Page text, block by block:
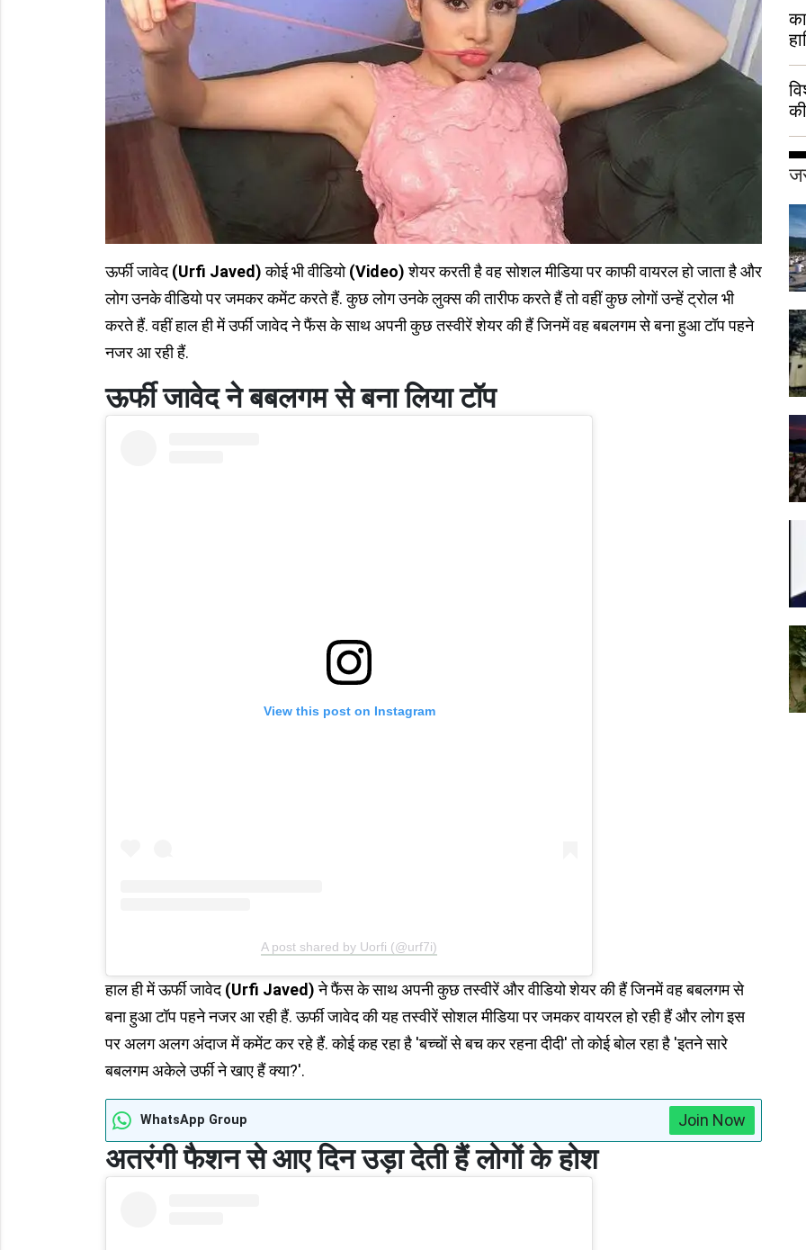
ऊर्फी जावेद(Urfi Javed)कोई भी वीडियो(Video)शेयर करती है वह सोशल मीडिया पर काफी वायरल हो जाता है और
लोग उनके वीडियो पर जमकर कमेंट करते हैं. कुछ लोग उनके लुक्स की तारीफ करते हैं तो वहीं कुछ लोगों उन्हें ट्रोल भी
करते हैं. वहीं हाल ही में उर्फी जावेद ने फैंस के साथ अपनी कुछ तस्वीरें शेयर की हैं जिनमें वह बबलगम से बना हुआ टॉप पहने
नजर आ रही हैं.
ऊर्फी जावेद ने बबलगम से बना लिया टॉप
View this post on Instagram
A post shared by Uorfi (@urf7i)
हाल ही में ऊर्फी जावेद(Urfi Javed)ने फैंस के साथ अपनी कुछ तस्वीरें और वीडियो शेयर की हैं जिनमें वह बबलगम से
बना हुआ टॉप पहने नजर आ रही हैं. ऊर्फी जावेद की यह तस्वीरें सोशल मीडिया पर जमकर वायरल हो रही हैं और लोग इस
पर अलग अलग अंदाज में कमेंट कर रहे हैं. कोई कह रहा है 'बच्चों से बच कर रहना दीदी' तो कोई बोल रहा है 'इतने सारे
बबलगम अकेले उर्फी ने खाए हैं क्या?'.
WhatsApp Group Join Now
अतरंगी फैशन से आए दिन उड़ा देती हैं लोगों के होश
हुई